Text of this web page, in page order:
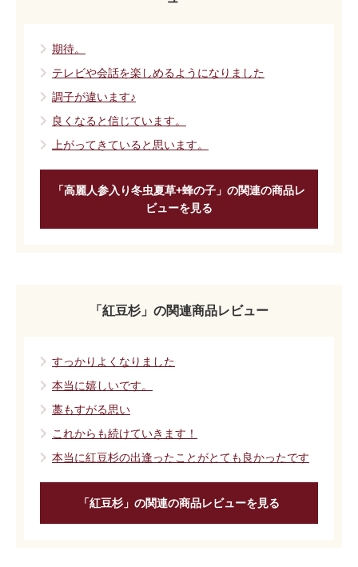
期待。
テレビや会話を楽しめるようになりました
調子が違います♪
良くなると信じています。
上がってきていると思います。
「高麗人参入り冬虫夏草+蜂の子」の関連の商品レ
ビューを見る
「紅豆杉」の関連商品レビュー
すっかりよくなりました
本当に嬉しいです。
藁もすがる思い
これからも続けていきます！
本当に紅豆杉の出逢ったことがとても良かったです
「紅豆杉」の関連の商品レビューを見る